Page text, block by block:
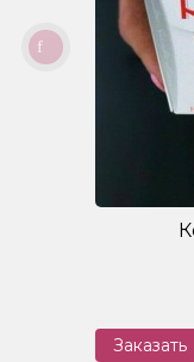
Заказать